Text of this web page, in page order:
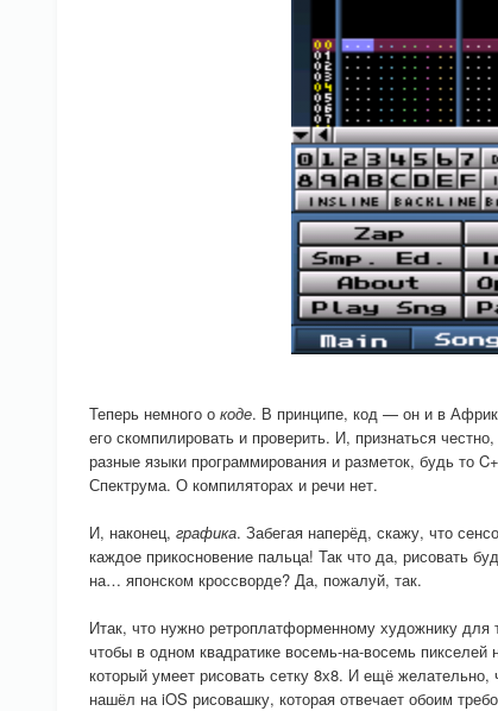
Теперь немного о коде. В принципе, код — он и в
его скомпилировать и проверить. И, признаться
разные языки программирования и разметок, будь то
Спектрума. О компиляторах и речи нет.
И, наконец, графика. Забегая наперёд, скажу, что
каждое прикосновение пальца! Так что да, рисовать
на… японском кроссворде? Да, пожалуй, так.
Итак, что нужно ретроплатформенному художнику для
чтобы в одном квадратике восемь-на-восемь
который умеет рисовать сетку 8х8. И ещё
нашёл на iOS рисовашку, которая отвечает обоим